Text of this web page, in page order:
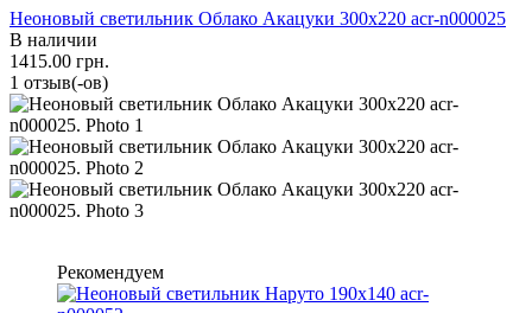
Неоновый светильник Облако Акацуки 300х220 acr-n000025
В наличии
1415.00 грн.
1 отзыв(-ов)
Рекомендуем